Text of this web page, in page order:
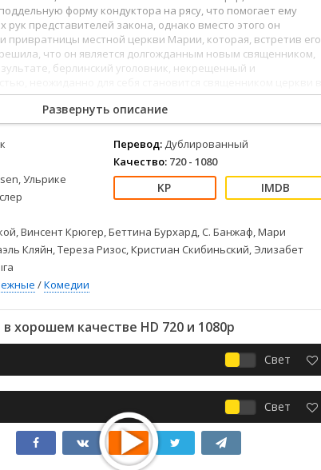
Детские
Драмы
Комедии
Спорт
Триллеры
Ужасы
2022
2021
Зарубежные
Фильмы из соцетей
форму кондуктора на рясу, что помогает ему
рук представителей закона, однако вместо этого он
привратницы местной церкви Марии, которая, встретив его
что он является долгожданным новым священником,
берлинский уголовник, некрещенный и
Развернуть описание
Ульрике
Перевод: Дублированный
Качество: 720 - 1080
Винсент Крюгер, Беттина Бурхард, С. Банжаф, Мари
Кляйн, Тереза Ризос, Кристиан Скибиньский, Элизабет
/Комедии
хорошем качестве HD 720 и 1080p
Свет
Свет